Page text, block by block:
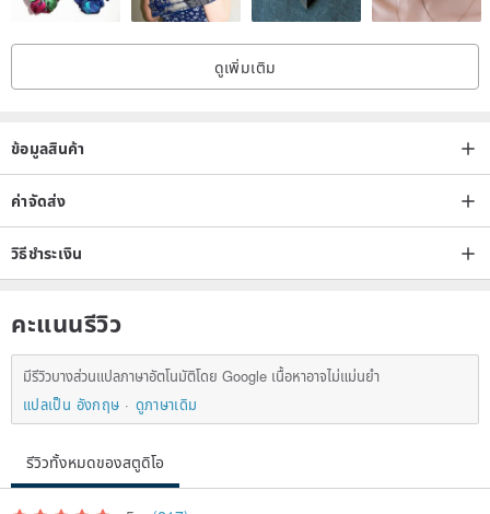
ดูเพิ่มเติม
ข้อมูลสินค้า
ค่าจัดส่ง
วิธีชำระเงิน
คะแนนรีวิว
มีรีวิวบางส่วนแปลภาษาอัตโนมัติโดย Google เนื้อหาอาจไม่แม่นยำ
แปลเป็น อังกฤษ
ดูภาษาเดิม
รีวิวทั้งหมดของสตูดิโอ